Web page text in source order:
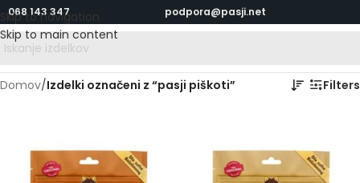
Skip to navigation
Skip to main content
068 143 347 podpora@pasji.net
Domov/Izdelki označeni z “pasji piškoti” Filters